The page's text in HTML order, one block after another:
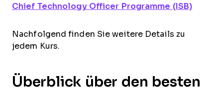
Chief Technology Officer Programme (ISB)
Nachfolgend finden Sie weitere Details zu
jedem Kurs.
Überblick über den besten